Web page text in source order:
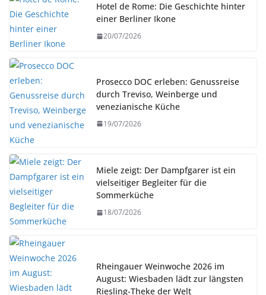
Hotel de Rome: Die Geschichte hinter
einer Berliner Ikone
20/07/2026
Prosecco DOC erleben: Genussreise
durch Treviso, Weinberge und
venezianische Küche
19/07/2026
Miele zeigt: Der Dampfgarer ist ein
vielseitiger Begleiter für die
Sommerküche
18/07/2026
Rheingauer Weinwoche 2026 im
August: Wiesbaden lädt zur längsten
Riesling-Theke der Welt